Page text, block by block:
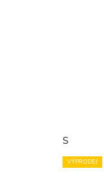
S
VÝPRODEJ